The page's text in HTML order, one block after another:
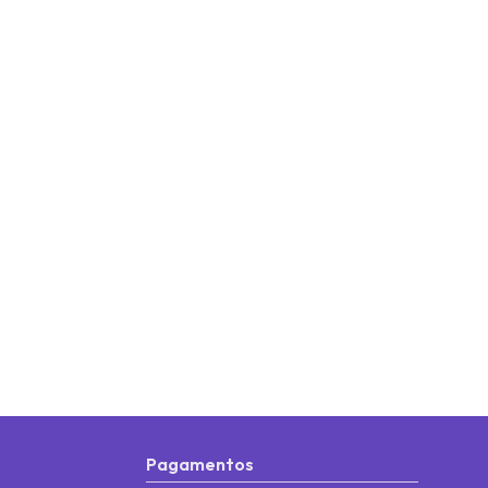
Pagamentos